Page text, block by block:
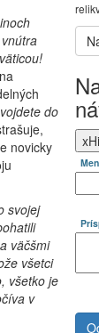
do
novicky
svojej
väčšmi
všetci
všetko je
v
x